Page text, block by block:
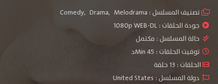
تصنيف المسلسل : Comedy, Drama, Melodrama
جودة الحلقات :1080p WEB-DL
حالة المسلسل : مكتمل
توقيت الحلقات : 45 Minد
الحلقات : 13 حلقة
دولة المسلسل : United States